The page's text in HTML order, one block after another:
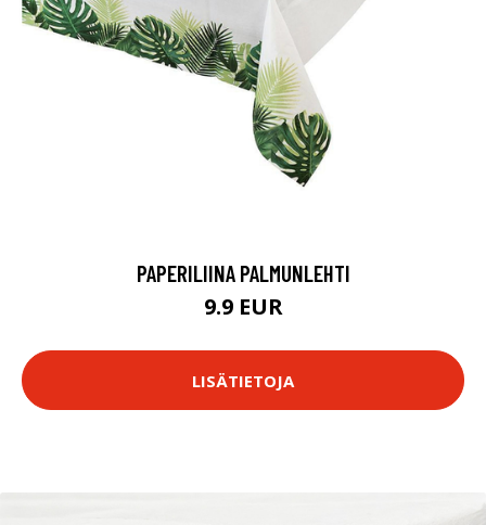
PAPERILIINA PALMUNLEHTI
9.9 EUR
LISÄTIETOJA